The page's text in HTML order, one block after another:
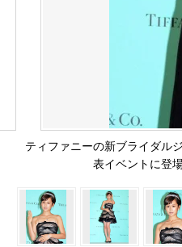
ティファニーの新ブライダル
表イベントに登